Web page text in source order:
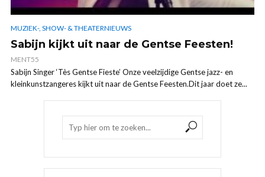
MUZIEK-, SHOW- & THEATERNIEUWS
Sabijn kijkt uit naar de Gentse Feesten!
MENT55
Sabijn Singer ‘Tès Gentse Fieste’ Onze veelzijdige Gentse jazz- en
kleinkunstzangeres kijkt uit naar de Gentse Feesten.Dit jaar doet ze...